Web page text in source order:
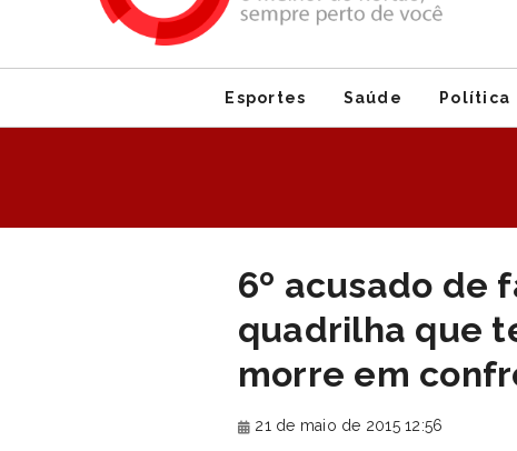
Esportes Saúde Política
6º acusado de
quadrilha que
morre em
21 de maio de 2015 12:56